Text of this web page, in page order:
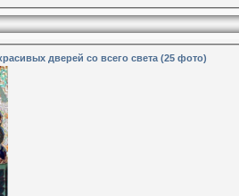
дверей со всего света (25 фото)